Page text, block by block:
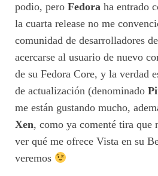
podio, pero Fedora ha entrado
la cuarta release no me
comunidad de desarrolladores
acercarse al usuario de nuevo
de su Fedora Core, y la verdad
de actualización (denominado
me están gustando mucho,
Xen, como ya comenté tira que
ver qué me ofrece Vista en su
veremos